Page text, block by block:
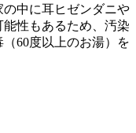
中に耳ヒゼンダニや
性もあるため、汚染
60度以上のお湯）を